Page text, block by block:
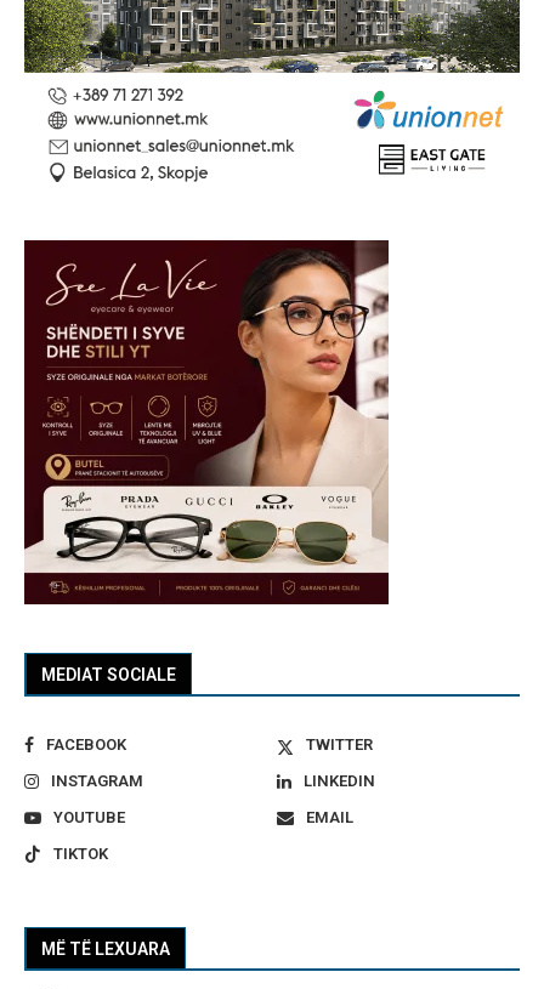
MEDIAT SOCIALE
FACEBOOK
TWITTER
INSTAGRAM
LINKEDIN
YOUTUBE
EMAIL
TIKTOK
MË TË LEXUARA